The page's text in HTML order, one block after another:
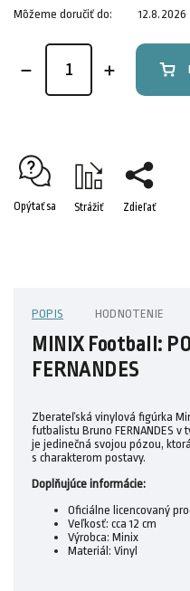
Môžeme doručiť do: 12.8.2026
Opýtať sa Strážiť Zdieľať
POPIS HODNOTENIE
MINIX Football:
FERNANDES
Zberateľská vinylová figúrka
futbalistu Bruno FERNANDES
je jedinečná svojou pózou,
s charakterom postavy.
Doplňujúce informácie:
Oficiálne licencovaný
Veľkosť: cca 12 cm
Výrobca: Minix
Materiál: Vinyl